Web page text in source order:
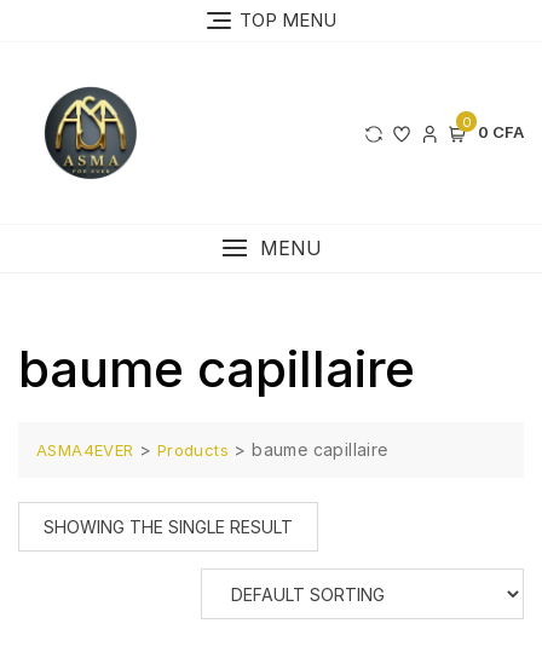
TOP MENU
0 0 CFA
MENU
baume capillaire
ASMA4EVER > Products >baume capillaire
SHOWING THE SINGLE RESULT